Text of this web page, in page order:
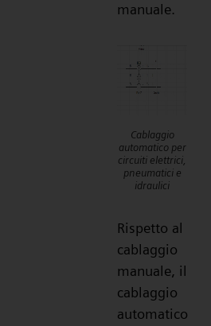
manuale.
Cablaggio
automatico per
circuiti elettrici,
pneumatici e
idraulici
Rispetto al
cablaggio
manuale, il
cablaggio
automatico